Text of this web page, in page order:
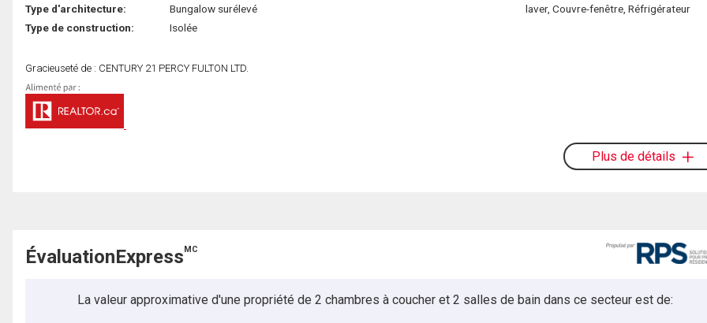
Type d'architecture:
Bungalow surélevé
Type de construction:
Isolée
laver, Couvre-fenêtre, Réfrigérateur
Gracieuseté de : CENTURY 21 PERCY FULTON LTD.
Plus de détails
ÉvaluationExpressMC
La valeur approximative d'une propriété de 2 chambres à coucher et 2 salles de bain dans ce secteur est de: